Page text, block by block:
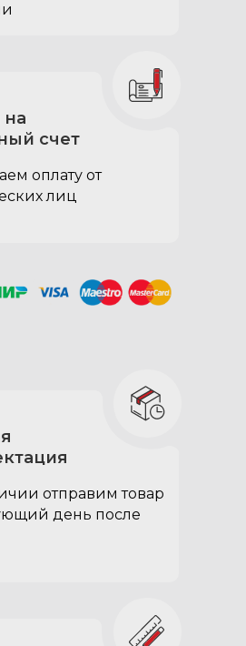
ящиков на крутом
резком старте
спинках
ряда сидений
на
счет
оплату от
лиц
отправим товар
день после